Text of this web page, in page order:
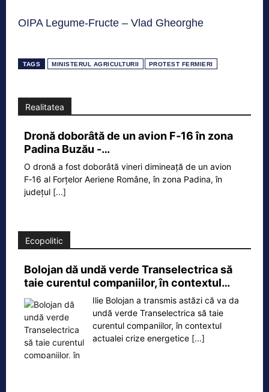
OIPA Legume-Fructe – Vlad Gheorghe
TAGS MINISTERUL AGRICULTURII PROTEST FERMIERI
Realitatea
Dronă doborâtă de un avion F‑16 în zona
Padina Buzău -…
O dronă a fost doborâtă vineri dimineață de un avion
F‑16 al Forțelor Aeriene Române, în zona Padina, în
județul [...]
Ecopolitic
Bolojan dă undă verde Transelectrica să
taie curentul companiilor, în contextul…
Ilie Bolojan a transmis astăzi că va da
undă verde Transelectrica să taie
curentul companiilor, în contextul
actualei crize energetice [...]